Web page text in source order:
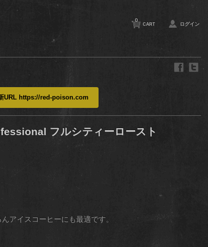
CART
0
ログイン
URL https://red-poison.com
フルシティーロースト
アイスコーヒーにも最適です。